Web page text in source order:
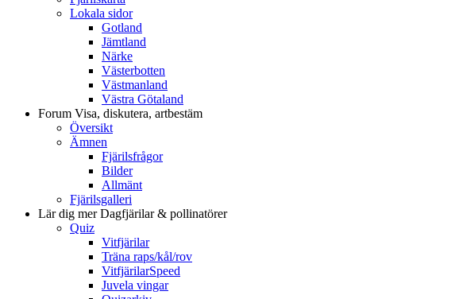
Lokala sidor
Gotland
Jämtland
Närke
Västerbotten
Västmanland
Västra Götaland
Forum Visa, diskutera, artbestäm
Översikt
Ämnen
Fjärilsfrågor
Bilder
Allmänt
Fjärilsgalleri
Lär dig merDagfjärilar & pollinatörer
Quiz
Vitfjärilar
Träna raps/kål/rov
VitfjärilarSpeed
Juvela vingar